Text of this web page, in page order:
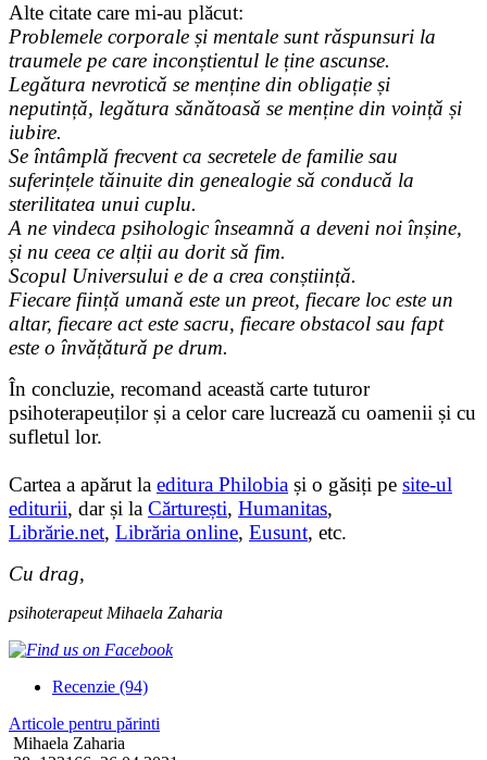
Alte citate care mi-au plăcut:
Problemele corporale și mentale sunt răspunsuri la
traumele pe care inconștientul le ține ascunse.
Legătura nevrotică se menține din obligație și
neputință, legătura sănătoasă se menține din voință și
iubire.
Se întâmplă frecvent ca secretele de familie sau
suferințele tăinuite din genealogie să conducă la
sterilitatea unui cuplu.
A ne vindeca psihologic înseamnă a deveni noi înșine,
și nu ceea ce alții au dorit să fim.
Scopul Universului e de a crea conștiință.
Fiecare ființă umană este un preot, fiecare loc este un
altar, fiecare act este sacru, fiecare obstacol sau fapt
este o învățătură pe drum.
În concluzie, recomand această carte tuturor
psihoterapeuților și a celor care lucrează cu oamenii și cu
sufletul lor.
Cartea a apărut la editura Philobia și o găsiți pe site-ul
editurii, dar și la Cărturești, Humanitas,
Librărie.net, Librăria online, Eusunt, etc.
Cu drag,
psihoterapeut Mihaela Zaharia
Recenzie (94)
Articole pentru părinti
Mihaela Zaharia